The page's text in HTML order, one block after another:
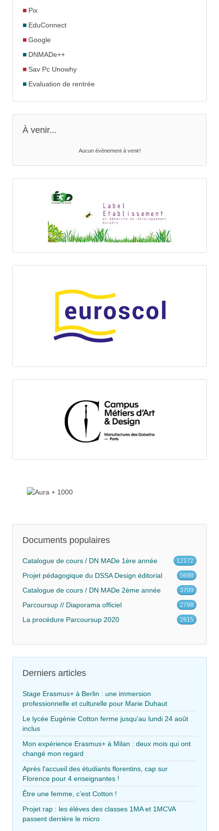
Pix
EduConnect
Google
DNMADe++
Sav Pc Unowhy
Evaluation de rentrée
À venir...
Aucun évènement à venir!
Documents populaires
Catalogue de cours / DN MADe 1ère année 12172
Projet pédagogique du DSSA Design éditorial 5698
Catalogue de cours / DN MADe 2ème année 3709
Parcoursup // Diaporama officiel 2798
La procédure Parcoursup 2020 2615
Derniers articles
Stage Erasmus+ à Berlin : une immersion
professionnelle et culturelle pour Marie Duhaut
Le lycée Eugénie Cotton ferme jusqu'au lundi 24 août
inclus
Mon expérience Erasmus+ à Milan : deux mois qui ont
changé mon regard
Après l'accueil des étudiants florentins, cap sur
Florence pour 4 enseignantes !
Être une femme, c’est Cotton !
Projet rap : les élèves des classes 1MA et 1MCVA
passent derrière le micro